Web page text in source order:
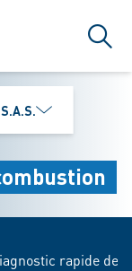
rapide des